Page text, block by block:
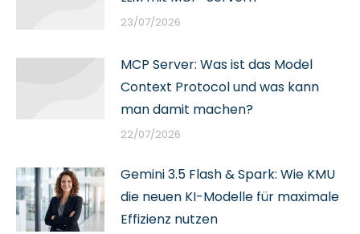
23/07/2026
MCP Server: Was ist das Model
Context Protocol und was kann
man damit machen?
22/07/2026
Gemini 3.5 Flash & Spark: Wie KMU
die neuen KI-Modelle für maximale
Effizienz nutzen